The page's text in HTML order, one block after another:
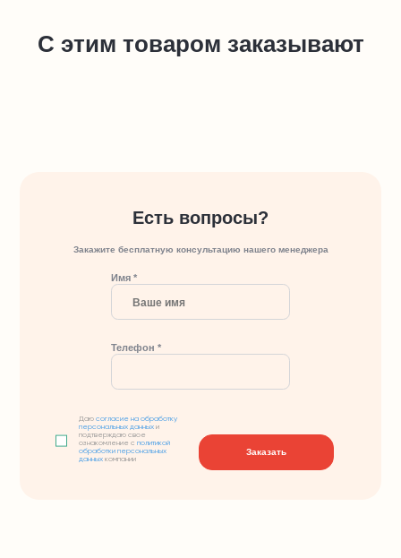
С этим товаром заказывают
Есть вопросы?
Закажите бесплатную консультацию нашего менеджера
Имя *
Телефон *
Даюсогласие на обработку
персональных данных и
подтверждаю свое
ознакомление сполитикой
обработки персональных
данных компании
Заказать